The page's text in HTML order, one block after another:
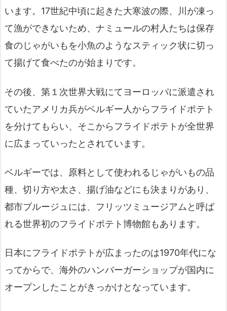
います。17世紀中頃に起きた大寒波の際、川が凍っ
て漁ができないため、ナミュールの村人たちは保存
食のじゃがいもを小魚のようなスティック状に切っ
て揚げて食べたのが始まりです。
その後、第１次世界大戦にてヨーロッパに派遣され
ていたアメリカ兵がベルギー人からフライドポテト
を分けてもらい、そこからフライドポテトが全世界
に広まっていったとされています。
ベルギーでは、原料として使われるじゃがいもの品
種、切り方や太さ、揚げ油などにも決まりがあり、
都市ブルージュには、フリッツミュージアムと呼ば
れる世界初のフライドポテト博物館もあります。
日本にフライドポテトが広まったのは1970年代にな
ってからで、海外のハンバーガーショップが国内に
オープンしたことがきっかけとなっています。